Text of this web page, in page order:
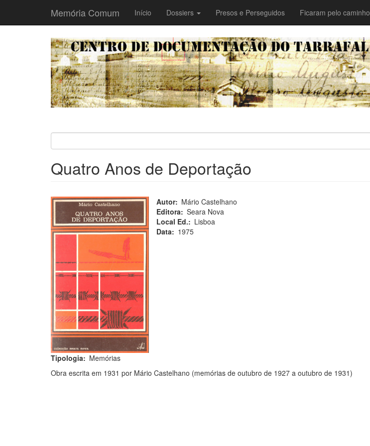
Memória Comum
Main
navigation
Início Dossiers Presos e Perseguidos Ficaram pelo caminho
Quatro Anos de Deportação
Tipologia Memórias
Autor
Mário Castelhano
Editora
Seara Nova
Local Ed.
Lisboa
Data
1975
Obra escrita em 1931 por Mário Castelhano (memórias de outubro de 1927 a outubro de 1931)